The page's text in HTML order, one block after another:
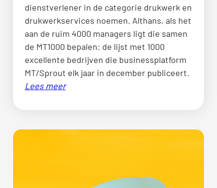
dienstverlener in de categorie drukwerk en
drukwerkservices noemen. Althans, als het
aan de ruim 4000 managers ligt die samen
de MT1000 bepalen: de lijst met 1000
excellente bedrijven die businessplatform
MT/Sprout elk jaar in december publiceert.
Lees meer